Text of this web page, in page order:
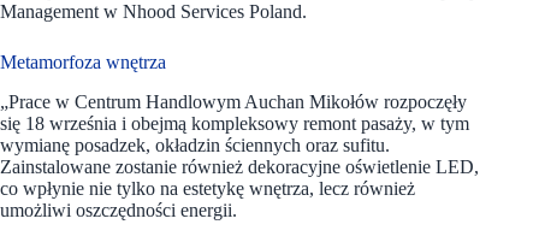
Management w Nhood Services Poland.
Metamorfoza wnętrza
„Prace w Centrum Handlowym Auchan Mikołów rozpoczęły
się 18 września i obejmą kompleksowy remont pasaży, w tym
wymianę posadzek, okładzin ściennych oraz sufitu.
Zainstalowane zostanie również dekoracyjne oświetlenie LED,
co wpłynie nie tylko na estetykę wnętrza, lecz również
umożliwi oszczędności energii.